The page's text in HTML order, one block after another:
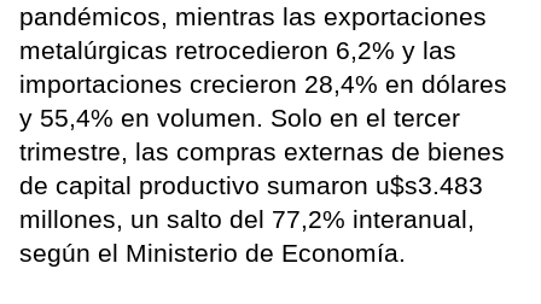
pandémicos, mientras las exportaciones
metalúrgicas retrocedieron 6,2% y las
importaciones crecieron 28,4% en dólares
y 55,4% en volumen. Solo en el tercer
trimestre, las compras externas de bienes
de capital productivo sumaron u$s3.483
millones, un salto del 77,2% interanual,
según el Ministerio de Economía.